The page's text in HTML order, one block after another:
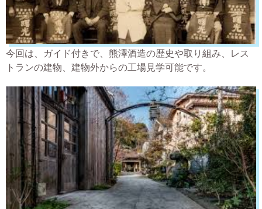
今回は、ガイド付きで、熊澤酒造の歴史や取り組み、レス
トランの建物、建物外からの工場見学可能です。